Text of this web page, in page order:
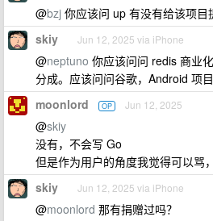
@bzj 你应该问 up 有没有给该项目
skiy Jun 12, 2025 via iPhone
@neptuno 你应该问问 redis 商业
分成。应该问问谷歌，Android 项
moonlord OP Jun 12, 2025
@skiy
没有，不会写 Go
但是作为用户的角度我觉得可以骂
skiy Jun 12, 2025 via iPhone
@moonlord 那有捐赠过吗？